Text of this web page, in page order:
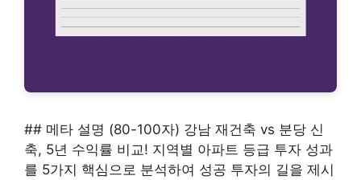
## 메타 설명 (80-100자) 강남 재건축 vs 분당 신
축, 5년 수익률 비교! 지역별 아파트 등급 투자 성과
를 5가지 핵심으로 분석하여 성공 투자의 길을 제시